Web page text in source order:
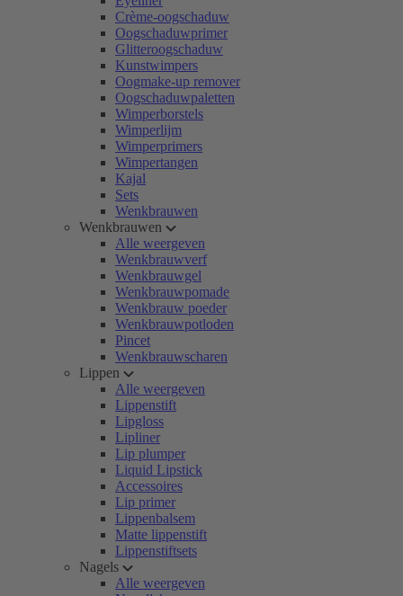
Crème-oogschaduw
Oogschaduwprimer
Glitteroogschaduw
Kunstwimpers
Oogmake-up remover
Oogschaduwpaletten
Wimperborstels
Wimperlijm
Wimperprimers
Wimpertangen
Kajal
Sets
Wenkbrauwen
Wenkbrauwen
Alle weergeven
Wenkbrauwverf
Wenkbrauwgel
Wenkbrauwpomade
Wenkbrauw poeder
Wenkbrauwpotloden
Pincet
Wenkbrauwscharen
Lippen
Alle weergeven
Lippenstift
Lipgloss
Lipliner
Lip plumper
Liquid Lipstick
Accessoires
Lip primer
Lippenbalsem
Matte lippenstift
Lippenstiftsets
Nagels
Alle weergeven